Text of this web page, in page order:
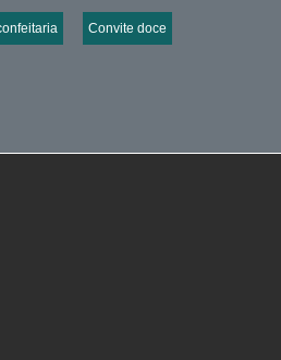
Convite doce